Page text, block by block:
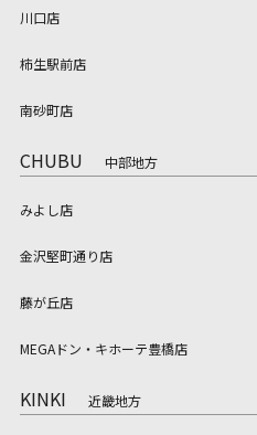
川口店
柿生駅前店
南砂町店
CHUBU 中部地方
みよし店
金沢堅町通り店
藤が丘店
MEGAドン・キホーテ豊橋店
KINKI 近畿地方